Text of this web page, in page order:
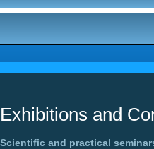
Exhibitions and
Scientific and practical